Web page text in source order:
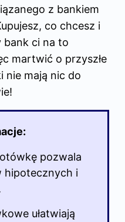
z bankiem
co chcesz i
bank ci na to
martwić o przyszłe
nie mają nic do
pozwala
hipotecznych i
ułatwiają